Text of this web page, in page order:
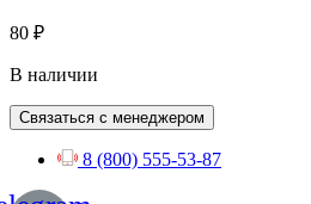
80 ₽
В наличии
Связаться с менеджером
8 (800) 555-53-87